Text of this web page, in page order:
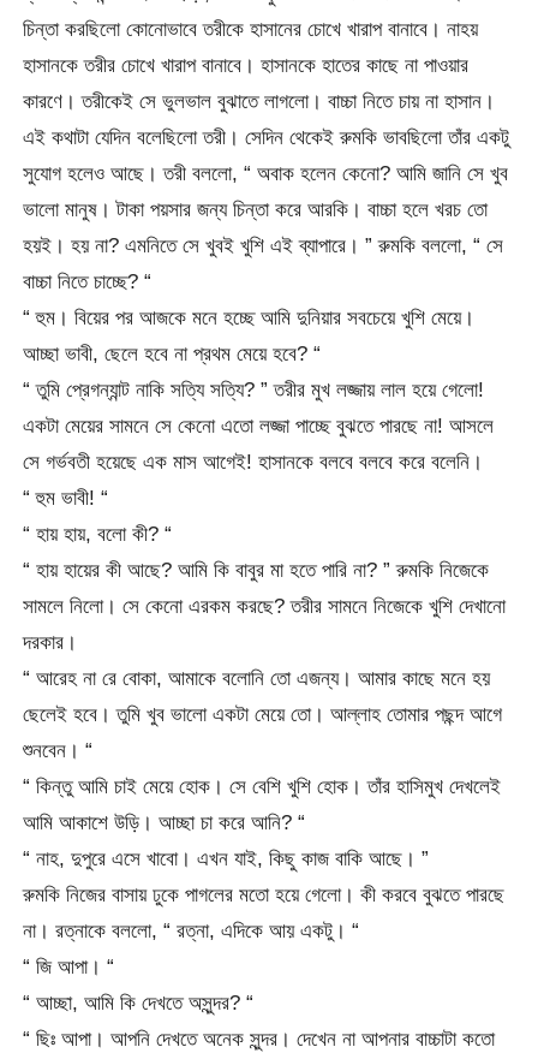
চিন্তা করছিলো কোনোভাবে তরীকে হাসানের চোখে খারাপ বানাবে। নাহয়
হাসানকে তরীর চোখে খারাপ বানাবে। হাসানকে হাতের কাছে না পাওয়ার
কারণে। তরীকেই সে ভুলভাল বুঝাতে লাগলো। বাচ্চা নিতে চায় না হাসান।
এই কথাটা যেদিন বলেছিলো তরী। সেদিন থেকেই রুমকি ভাবছিলো তাঁর একটু
সুযোগ হলেও আছে। তরী বললো, “ অবাক হলেন কেনো? আমি জানি সে খুব
ভালো মানুষ। টাকা পয়সার জন্য চিন্তা করে আরকি। বাচ্চা হলে খরচ তো
হয়ই। হয় না? এমনিতে সে খুবই খুশি এই ব্যাপারে। ” রুমকি বললো, “ সে
বাচ্চা নিতে চাচ্ছে? “
“ হুম। বিয়ের পর আজকে মনে হচ্ছে আমি দুনিয়ার সবচেয়ে খুশি মেয়ে।
আচ্ছা ভাবী, ছেলে হবে না প্রথম মেয়ে হবে? “
“ তুমি প্রেগন্যান্ট নাকি সত্যি সত্যি? ” তরীর মুখ লজ্জায় লাল হয়ে গেলো!
একটা মেয়ের সামনে সে কেনো এতো লজ্জা পাচ্ছে বুঝতে পারছে না! আসলে
সে গর্ভবতী হয়েছে এক মাস আগেই! হাসানকে বলবে বলবে করে বলেনি।
“ হুম ভাবী! “
“ হায় হায়, বলো কী? “
“ হায় হায়ের কী আছে? আমি কি বাবুর মা হতে পারি না? ” রুমকি নিজেকে
সামলে নিলো। সে কেনো এরকম করছে? তরীর সামনে নিজেকে খুশি দেখানো
দরকার।
“ আরেহ না রে বোকা, আমাকে বলোনি তো এজন্য। আমার কাছে মনে হয়
ছেলেই হবে। তুমি খুব ভালো একটা মেয়ে তো। আল্লাহ তোমার পছন্দ আগে
শুনবেন। “
“ কিন্তু আমি চাই মেয়ে হোক। সে বেশি খুশি হোক। তাঁর হাসিমুখ দেখলেই
আমি আকাশে উড়ি। আচ্ছা চা করে আনি? “
“ নাহ, দুপুরে এসে খাবো। এখন যাই, কিছু কাজ বাকি আছে। ”
রুমকি নিজের বাসায় ঢুকে পাগলের মতো হয়ে গেলো। কী করবে বুঝতে পারছে
না। রত্নাকে বললো, “ রত্না, এদিকে আয় একটু। “
“ জি আপা। “
“ আচ্ছা, আমি কি দেখতে অসুন্দর? “
“ ছিঃ আপা। আপনি দেখতে অনেক সুন্দর। দেখেন না আপনার বাচ্চাটা কতো